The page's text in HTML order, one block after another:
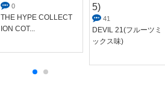
0
THE HYPE COLLECT
ION COT...
5)
41
DEVIL 21(フルーツミ
ックス味)